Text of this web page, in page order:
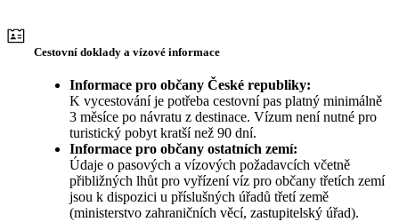
Cestovní doklady a vízové informace
Informace pro občany České republiky:
K vycestování je potřeba cestovní pas platný minimálně
3 měsíce po návratu z destinace. Vízum není nutné pro
turistický pobyt kratší než 90 dní.
Informace pro občany ostatních zemí:
Údaje o pasových a vízových požadavcích včetně
přibližných lhůt pro vyřízení víz pro občany třetích zemí
jsou k dispozici u příslušných úřadů třetí země
(ministerstvo zahraničních věcí, zastupitelský úřad).